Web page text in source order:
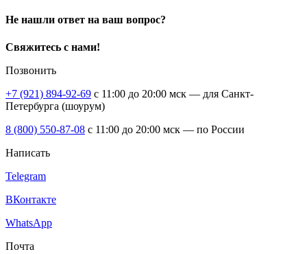
Не нашли ответ на ваш вопрос?
Свяжитесь с нами!
Позвонить
+7 (921) 894-92-69 c 11:00 до 20:00 мск — для Санкт-
Петербурга (шоурум)
8 (800) 550-87-08 c 11:00 до 20:00 мск — по России
Написать
Telegram
ВКонтакте
WhatsApp
Почта